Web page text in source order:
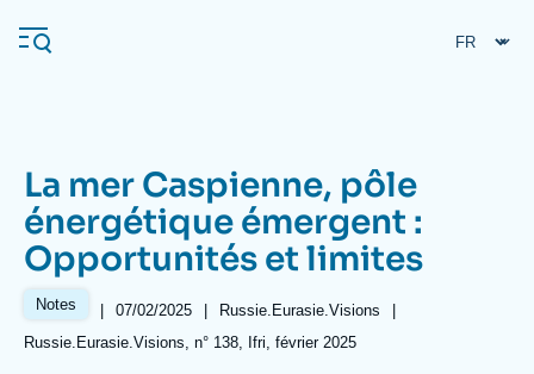
au
contenu
Navigation
principale
L'Ifri
Analyses
La mer Caspienne, pôle
énergétique émergent :
Opportunités et limites
Notes |
Date
de
07/02/2025 |
Référence
taxonomie
Russie.Eurasie.Visions
|
Références
Russie.Eurasie.Visions, n° 138, Ifri, février 2025